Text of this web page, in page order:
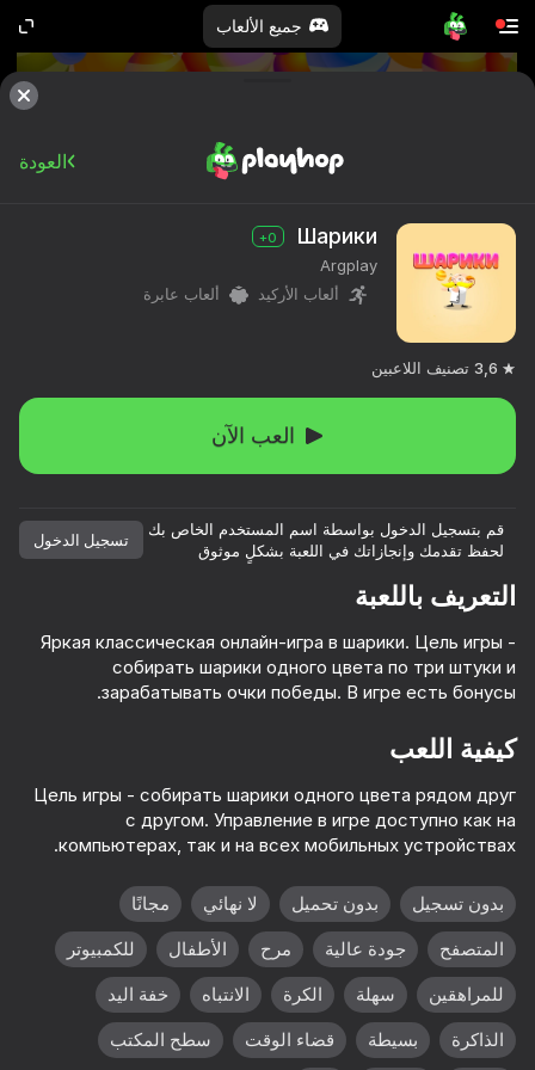
جميع الألعاب
العودة
Шарики
0+
Argplay
ألعاب الأركيد
ألعاب عابرة
3,6 تصنيف اللاعبين
العب الآن
قم بتسجيل الدخول بواسطة اسم المستخدم الخاص بك
لحفظ تقدمك وإنجازاتك في اللعبة بشكلٍ موثوق
تسجيل الدخول
التعريف باللعبة
Яркая классическая онлайн-игра в шарики. Цель игры -
собирать шарики одного цвета по три штуки и
зарабатывать очки победы. В игре есть бонусы.
كيفية اللعب
Цель игры - собирать шарики одного цвета рядом друг
с другом. Управление в игре доступно как на
компьютерах, так и на всех мобильных устройствах.
بدون تسجيل بدون تحميل لا نهائي
مجانًا
المتصفح
جودة عالية مرح الأطفال
للكمبيوتر
للمراهقين
سهلة الكرة الانتباه
خفة اليد
الذاكرة
بسيطة قضاء الوقت سطح المكتب